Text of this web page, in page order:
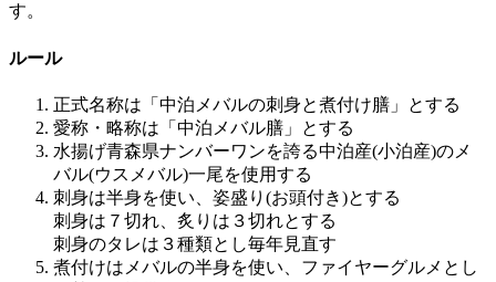
す。
ルール
正式名称は「中泊メバルの刺身と煮付け膳」とする
愛称・略称は「中泊メバル膳」とする
水揚げ青森県ナンバーワンを誇る中泊産(小泊産)のメ
バル(ウスメバル)一尾を使用する
刺身は半身を使い、姿盛り(お頭付き)とする
刺身は７切れ、炙りは３切れとする
刺身のタレは３種類とし毎年見直す
煮付けはメバルの半身を使い、ファイヤーグルメとし